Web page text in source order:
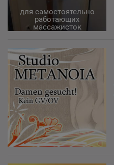
для самостоятельно
работающих
массажисток